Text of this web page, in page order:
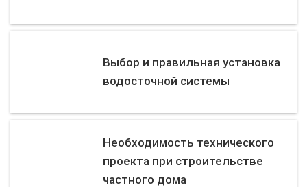
Выбор и правильная установка
водосточной системы
Необходимость технического
проекта при строительстве
частного дома